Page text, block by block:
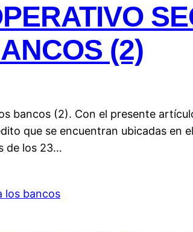
(2)
bancos (2). Con el presente
que se encuentran ubicadas en
de los 23…